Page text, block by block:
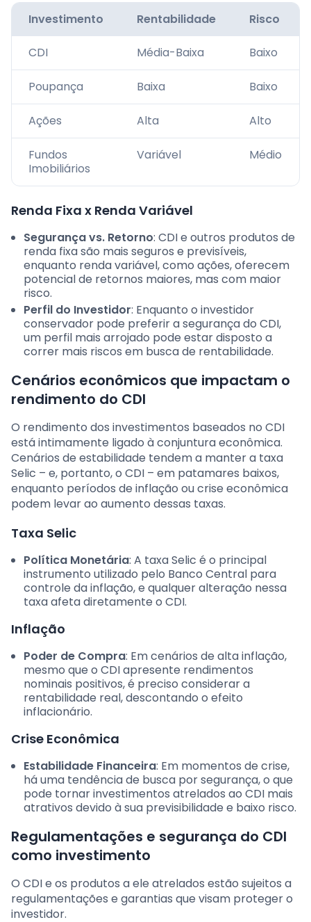
Investimento Rentabilidade Risco
CDI Média-Baixa Baixo
Poupança Baixa Baixo
Ações Alta Alto
Fundos
Imobiliários
Variável Médio
Renda Fixa x Renda Variável
Segurança vs. Retorno: CDI e outros produtos de
renda fixa são mais seguros e previsíveis,
enquanto renda variável, como ações, oferecem
potencial de retornos maiores, mas com maior
risco.
Perfil do Investidor: Enquanto o investidor
conservador pode preferir a segurança do CDI,
um perfil mais arrojado pode estar disposto a
correr mais riscos em busca de rentabilidade.
Cenários econômicos que impactam o
rendimento do CDI
O rendimento dos investimentos baseados no CDI
está intimamente ligado à conjuntura econômica.
Cenários de estabilidade tendem a manter a taxa
Selic – e, portanto, o CDI – em patamares baixos,
enquanto períodos de inflação ou crise econômica
podem levar ao aumento dessas taxas.
Taxa Selic
Política Monetária: A taxa Selic é o principal
instrumento utilizado pelo Banco Central para
controle da inflação, e qualquer alteração nessa
taxa afeta diretamente o CDI.
Inflação
Poder de Compra: Em cenários de alta inflação,
mesmo que o CDI apresente rendimentos
nominais positivos, é preciso considerar a
rentabilidade real, descontando o efeito
inflacionário.
Crise Econômica
Estabilidade Financeira: Em momentos de crise,
há uma tendência de busca por segurança, o que
pode tornar investimentos atrelados ao CDI mais
atrativos devido à sua previsibilidade e baixo risco.
Regulamentações e segurança do CDI
como investimento
O CDI e os produtos a ele atrelados estão sujeitos a
regulamentações e garantias que visam proteger o
investidor.